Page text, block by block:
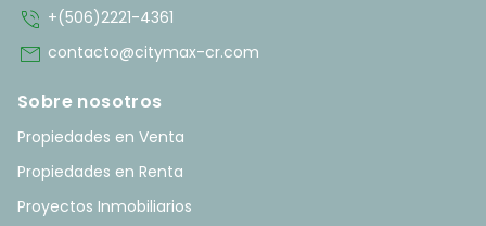
phone_in_talk +(506)2221-4361
mail contacto@citymax-cr.com
Sobre nosotros
Propiedades en Venta
Propiedades en Renta
Proyectos Inmobiliarios